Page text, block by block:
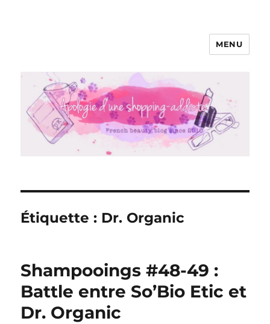
Apologie d'une Shopping-addicte
MENU
Étiquette : Dr. Organic
Shampooings #48-49 :
Battle entre So’Bio Etic et
Dr. Organic